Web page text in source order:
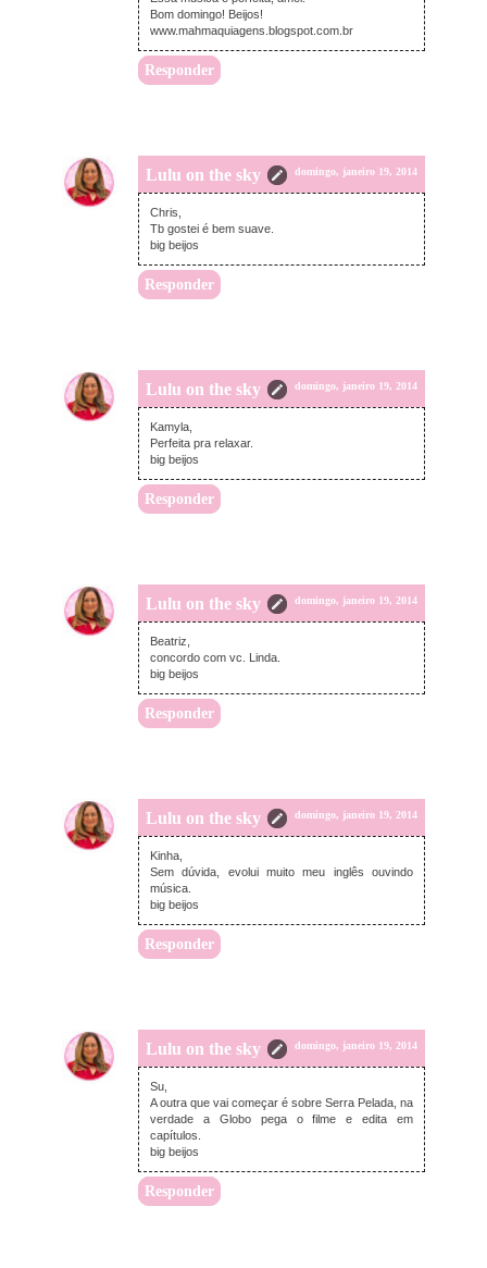
Bom domingo! Beijos!
www.mahmaquiagens.blogspot.com.br
Responder
Lulu on the sky domingo, janeiro 19, 2014
Chris,
Tb gostei é bem suave.
big beijos
Responder
Lulu on the sky domingo, janeiro 19, 2014
Kamyla,
Perfeita pra relaxar.
big beijos
Responder
Lulu on the sky domingo, janeiro 19, 2014
Beatriz,
concordo com vc. Linda.
big beijos
Responder
Lulu on the sky domingo, janeiro 19, 2014
Kinha,
Sem dúvida, evolui muito meu inglês ouvindo
música.
big beijos
Responder
Lulu on the sky domingo, janeiro 19, 2014
Su,
A outra que vai começar é sobre Serra Pelada, na
verdade a Globo pega o filme e edita em
capítulos.
big beijos
Responder